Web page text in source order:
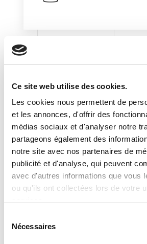
Ce site web utilise des cookies.
Les cookies nous permettent de
et les annonces, d'offrir des
médias sociaux et d'analyser notre
partageons également des
notre site avec nos partenaires de
publicité et d'analyse, qui peuvent
avec d'autres informations que vous
ou qu'ils ont collectées lors de votre
Nécessaires
COUVERCLES TS 18
ST/AL
ENSACHEUSE POUR